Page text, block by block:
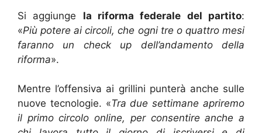
Si aggiunge la riforma federale del partito:
«Più potere ai circoli, che ogni tre o quattro mesi
faranno un check up dell’andamento della
riforma».
Mentre l’offensiva ai grillini punterà anche sulle
nuove tecnologie. «Tra due settimane apriremo
il primo circolo online, per consentire anche a